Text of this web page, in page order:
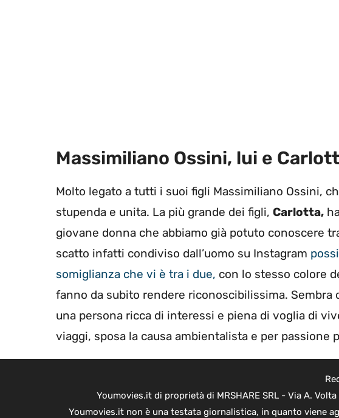
Massimiliano Ossini, lui e
Molto legato a tutti i suoi figli Massimiliano Ossini,
stupenda e unita. La più grande dei figli, Carlotta,
giovane donna che abbiamo già potuto conoscere
scatto infatti condiviso dall’uomo su Instagram
somiglianza che vi è tra i due, con lo stesso colore
fanno da subito rendere riconoscibilissima.
una persona ricca di interessi e piena di voglia di
viaggi, sposa la causa ambientalista e per passione
Youmovies.it di proprietà di MRSHARE SRL - Via A.
Youmovies.it non è una testata giornalistica, in quanto viene